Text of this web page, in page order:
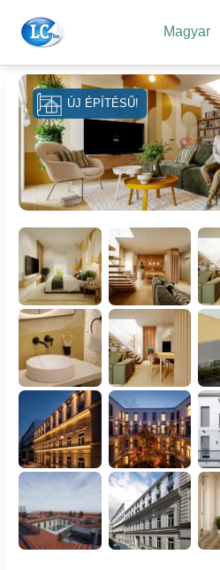
Magyar
ÚJ ÉPÍTÉSŰ!